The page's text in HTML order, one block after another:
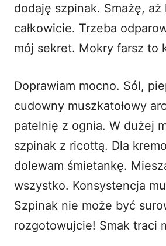
dodaję szpinak. Smażę,
całkowicie. Trzeba
mój sekret. Mokry farsz to
Doprawiam mocno. Sól,
cudowny muszkatołowy
patelnię z ognia. W dużej
szpinak z ricottą. Dla
dolewam śmietankę.
wszystko. Konsystencja
Szpinak nie może być
rozgotowujcie! Smak traci